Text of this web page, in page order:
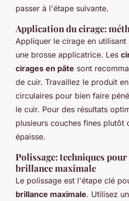
passer à l'étape suivante.
Application du cirage:
Appliquer le cirage en
une brosse applicatrice. Les
cirages en pâte sont
de cuir. Travaillez le produit
circulaires pour bien faire
le cuir. Pour des résultats
plusieurs couches fines plutôt
épaisse.
Polissage: techniques
brillance maximale
Le polissage est l'étape clé
brillance maximale. Utilisez